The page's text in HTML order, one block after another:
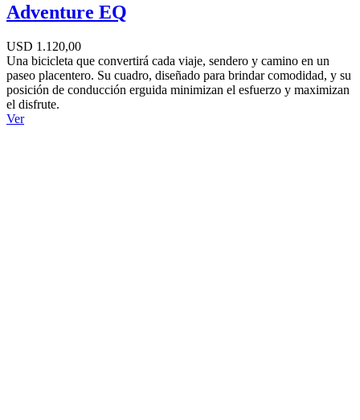
Adventure EQ
USD 1.120,00
Una bicicleta que convertirá cada viaje, sendero y camino en un
paseo placentero. Su cuadro, diseñado para brindar comodidad, y su
posición de conducción erguida minimizan el esfuerzo y maximizan
el disfrute.
Ver